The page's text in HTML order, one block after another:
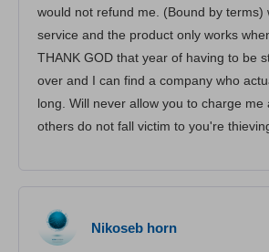
would not refund me. (Bound by terms)
service and the product only works
THANK GOD that year of having to be
over and I can find a company who
long. Will never allow you to charge me
others do not fall victim to you're
Nikoseb horn